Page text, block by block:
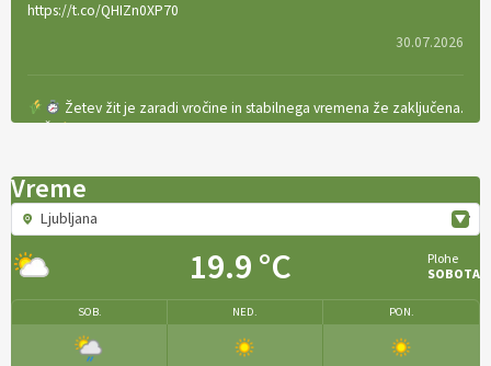
https://t.co/QHIZn0XP70
30.07.2026
Žetev žit je zaradi vročine in stabilnega vremena že zaključena.
VEČ
https://t.co/bBWaIz6Hhh https://t.co/TtKoOF5ENS
[EKOloško = LOGIČNO
Ameriške borovnice so odlična izbira za
#IMCAP #CAP https://t.co/tQd9tB1THk
22.07.2026
Vreme
Ljubljana
19.9 °C
Plohe
SOBOTA
SOB. NED. PON.